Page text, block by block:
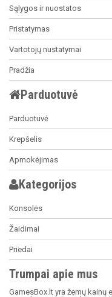
Sąlygos ir nuostatos
Pristatymas
Vartotojų nustatymai
Pradžia
Parduotuvė
Parduotuvė
Krepšelis
Apmokėjimas
Kategorijos
Konsolės
Žaidimai
Priedai
Trumpai apie mus
GamesBox.lt yra žemų kainų